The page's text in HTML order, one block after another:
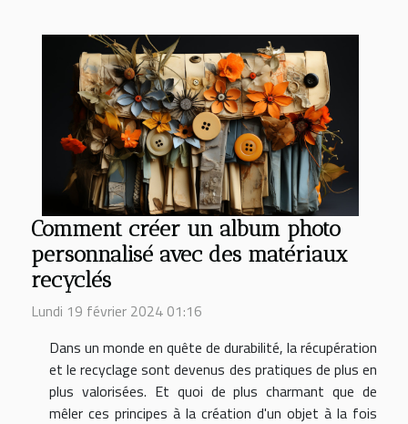
Comment créer un album photo
personnalisé avec des matériaux
recyclés
Lundi 19 février 2024 01:16
Dans un monde en quête de durabilité, la récupération
et le recyclage sont devenus des pratiques de plus en
plus valorisées. Et quoi de plus charmant que de
mêler ces principes à la création d'un objet à la fois